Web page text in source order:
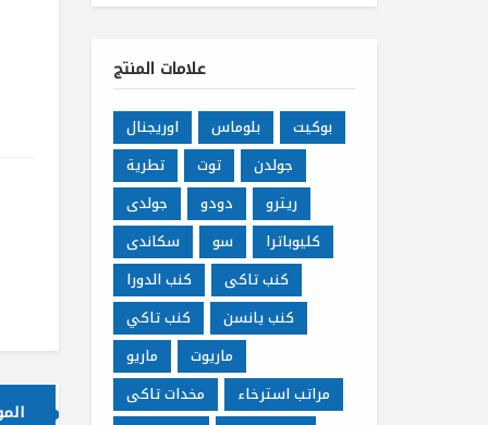
علامات المنتج
اوريجنال بلوماس
بوكيت
تطرية
توت
جولدن
جولدى
دودو
ريترو
سكاندى
سو
كليوباترا
كنب الدورا
كنب تاكى
كنب تاكي
كنب يانسن
ماريو
ماريوت
مخدات تاكى
مراتب استرخاء